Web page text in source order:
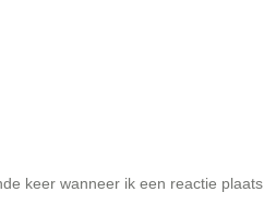
keer wanneer ik een reactie plaats.